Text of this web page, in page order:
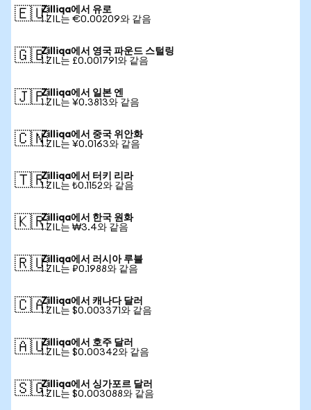
🇪🇺Zilliqa에서 유로
1 ZIL는 €0.00209와 같음
🇬🇧Zilliqa에서 영국 파운드 스털링
1 ZIL는 £0.001791와 같음
🇯🇵Zilliqa에서 일본 엔
1 ZIL는 ¥0.3813와 같음
🇨🇳Zilliqa에서 중국 위안화
1 ZIL는 ¥0.0163와 같음
🇹🇷Zilliqa에서 터키 리라
1 ZIL는 ₺0.1152와 같음
🇰🇷Zilliqa에서 한국 원화
1 ZIL는 ₩3.4와 같음
🇷🇺Zilliqa에서 러시아 루블
1 ZIL는 ₽0.1988와 같음
🇨🇦Zilliqa에서 캐나다 달러
1 ZIL는 $0.003371와 같음
🇦🇺Zilliqa에서 호주 달러
1 ZIL는 $0.00342와 같음
🇸🇬Zilliqa에서 싱가포르 달러
1 ZIL는 $0.003088와 같음